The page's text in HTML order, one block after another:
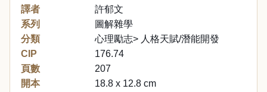
譯者
許郁文
系列
圖解雜學
分類
心理勵志> 人格天賦/潛能開發
CIP
176.74
頁數
207
開本
18.8 x 12.8 cm